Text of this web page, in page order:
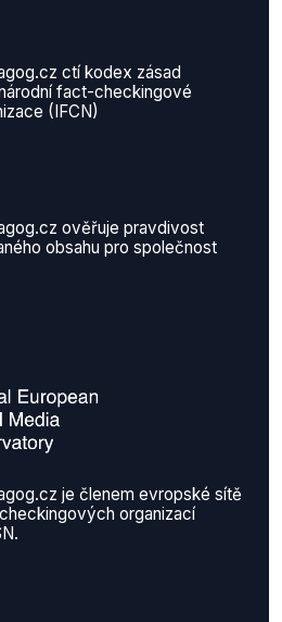
ctí kodex zásad
fact-checkingové
(IFCN)
ověřuje pravdivost
obsahu pro společnost
je členem evropské sítě
organizací